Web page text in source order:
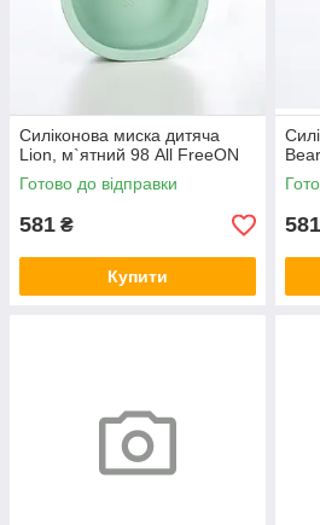
Силіконова миска дитяча
Lion, м`ятний 98 All FreeON
Готово до відправки
581 ₴
Купити
581